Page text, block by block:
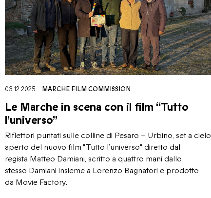
03.12.2025 MARCHE FILM COMMISSION
Le Marche in scena con il film “Tutto
l’universo”
Riflettori puntati sulle colline di Pesaro – Urbino, set a cielo
aperto del nuovo film "Tutto l’universo" diretto dal
regista Matteo Damiani, scritto a quattro mani dallo
stesso Damiani insieme a Lorenzo Bagnatori e prodotto
da Movie Factory.